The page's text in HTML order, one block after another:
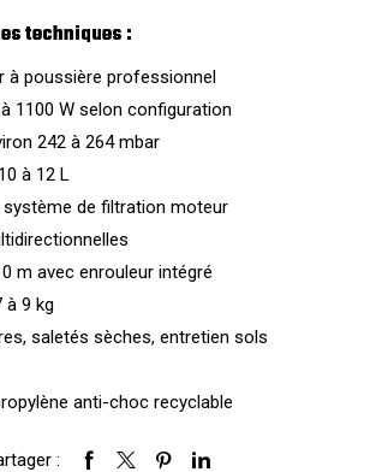
techniques :
à poussière professionnel
1100 W selon configuration
242 à 264 mbar
à 12 L
de filtration moteur
m avec enrouleur intégré
à 9 kg
saletés sèches, entretien sols
anti-choc recyclable
: